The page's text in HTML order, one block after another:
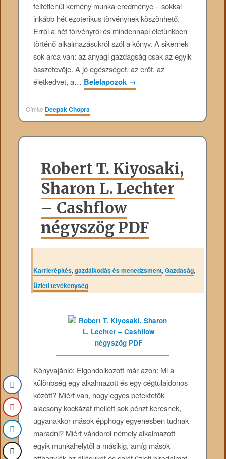
feltétlenül kemény munka eredménye – sokkal
inkább hét ezoterikus törvénynek köszönhető.
Erről a hét törvényről és mindennapi életünkben
történő alkalmazásukról szól a könyv. A sikernek
sok arca van: az anyagi gazdagság csak az egyik
összetevője. A jó egészséget, az erőt, az
életkedvet, a… Belelapozok →
Címke Deepak Chopra
Robert T. Kiyosaki,
Sharon L. Lechter
– Cashflow
négyszög PDF
|
Karrierépítés,gazdálkodás és menedzsment,Gazdaság,
Üzleti tevékenység
Könyvajánló: Elgondolkozott már azon: Mi a
különbség egy alkalmazott és egy cégtulajdonos
között? Miért van, hogy egyes befektetők
alacsony kockázat mellett sok pénzt keresnek,
ugyanakkor mások épphogy egyenesben tudnak
maradni? Miért vándorol némely alkalmazott
egyik munkahelytől a másikig, amíg mások